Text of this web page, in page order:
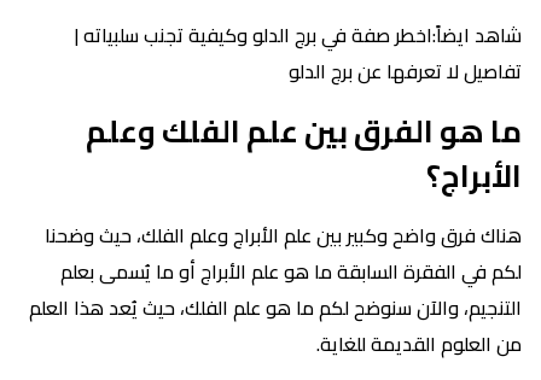
شاهد ايضاً:اخطر صفة في برج الدلو وكيفية تجنب سلبياته |
تفاصيل لا تعرفها عن برج الدلو
ما هو الفرق بين علم الفلك وعلم
الأبراج؟
هناك فرق واضح وكبير بين علم الأبراج وعلم الفلك، حيث وضحنا
لكم في الفقرة السابقة ما هو علم الأبراج أو ما يُسمى بعلم
التنجيم، والآن سنوضح لكم ما هو علم الفلك، حيث يُعد هذا العلم
من العلوم القديمة للغاية.